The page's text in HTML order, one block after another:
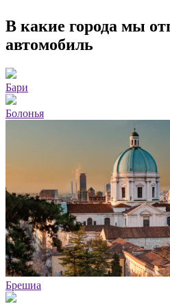
В какие города мы
автомобиль
Бари
Болонья
Брешиа